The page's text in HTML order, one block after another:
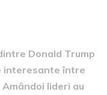
Donald Trump
interesante între
lideri au